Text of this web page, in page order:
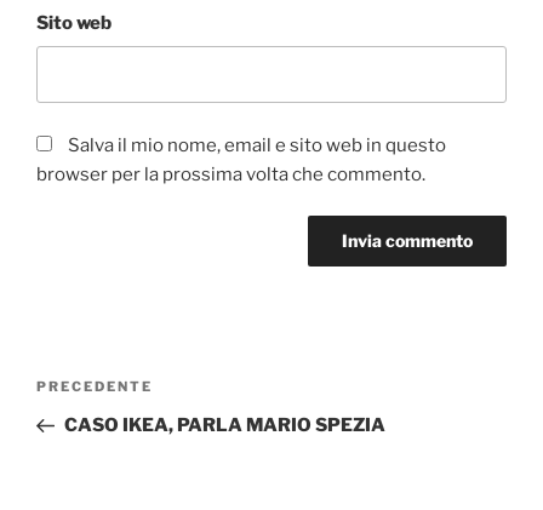
Sito web
Salva il mio nome, email e sito web in questo
browser per la prossima volta che commento.
Navigazione
Articolo
precedente:
PRECEDENTE
CASO IKEA, PARLA MARIO SPEZIA